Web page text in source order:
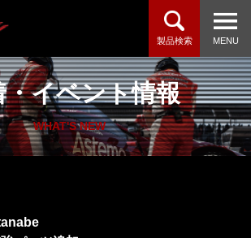
製品検索 MENU
・イベント情報
WHAT'S NEW